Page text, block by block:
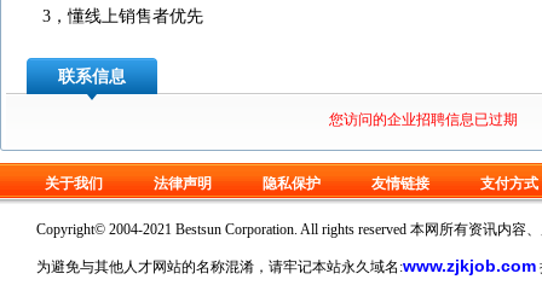
3，懂线上销售者优先
联系信息
您访问的企业招聘信息已过期
关于我们 法律声明 隐私保护 友情链接 支付方式
Copyright© 2004-2021 Bestsun Corporation. All rights reserved 本网所有资讯内
为避免与其他人才网站的名称混淆，请牢记本站永久域名:www.zjkjob.com